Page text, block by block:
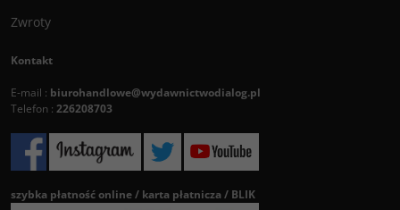
Zwroty
Kontakt
E-mail : biurohandlowe@wydawnictwodialog.pl
Telefon : 226208703
szybka płatność online / karta płatnicza / BLIK